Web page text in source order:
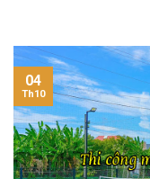
04
Th10